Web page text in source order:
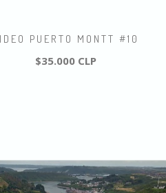
PUERTO MONTT #10
$35.000 CLP